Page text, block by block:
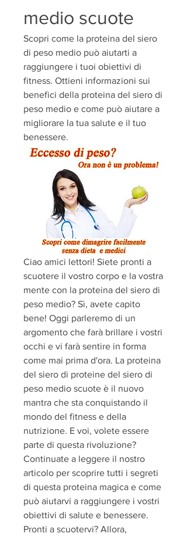
medio scuote
Scopri come la proteina del siero
di peso medio può aiutarti a
raggiungere i tuoi obiettivi di
fitness. Ottieni informazioni sui
benefici della proteina del siero di
peso medio e come può aiutare a
migliorare la tua salute e il tuo
benessere.
Ciao amici lettori! Siete pronti a
scuotere il vostro corpo e la vostra
mente con la proteina del siero di
peso medio? Sì, avete capito
bene! Oggi parleremo di un
argomento che farà brillare i vostri
occhi e vi farà sentire in forma
come mai prima d'ora. La proteina
del siero di proteine del siero di
peso medio scuote è il nuovo
mantra che sta conquistando il
mondo del fitness e della
nutrizione. E voi, volete essere
parte di questa rivoluzione?
Continuate a leggere il nostro
articolo per scoprire tutti i segreti
di questa proteina magica e come
può aiutarvi a raggiungere i vostri
obiettivi di salute e benessere.
Pronti a scuotervi? Allora,